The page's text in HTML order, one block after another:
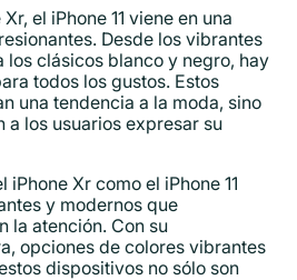
el iPhone 11 viene en una
Desde los vibrantes
los clásicos blanco y negro, hay
todos los gustos. Estos
una tendencia a la moda, sino
a los usuarios expresar su
iPhone Xr como el iPhone 11
y modernos que
la atención. Con su
opciones de colores vibrantes
dispositivos no sólo son